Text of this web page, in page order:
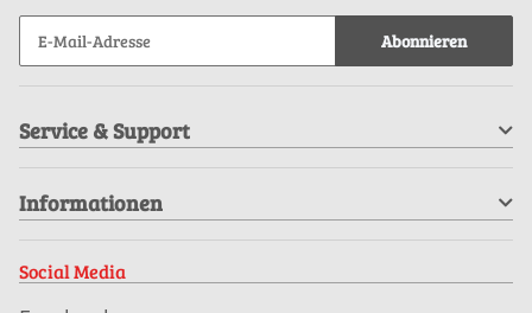
Abonnieren
Service & Support
Informationen
Social Media